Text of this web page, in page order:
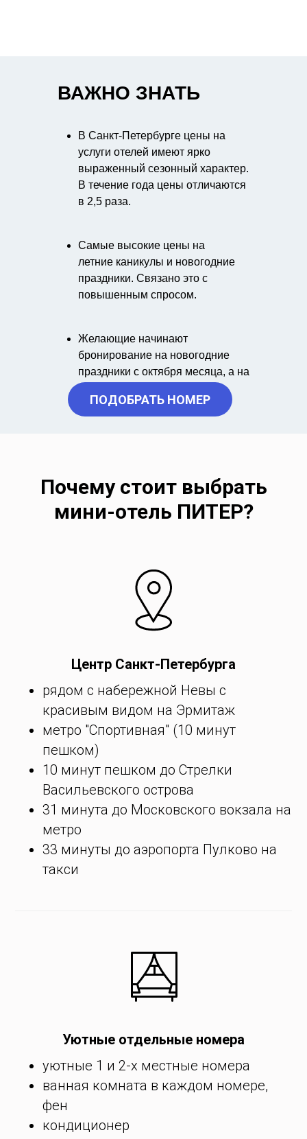
ВАЖНО ЗНАТЬ
В Санкт-Петербурге цены на
услуги отелей имеют ярко
выраженный сезонный характер.
В течение года цены отличаются
в 2,5 раза.
Самые высокие цены на
летние каникулы и новогодние
праздники. Связано это с
повышенным спросом.
Желающие начинают
бронирование на новогодние
праздники с октября месяца, а на
ПОДОБРАТЬ НОМЕР
Почему стоит выбрать
мини-отель ПИТЕР?
Центр Санкт-Петербурга
рядом с набережной Невы с
красивым видом на Эрмитаж
метро "Спортивная" (10 минут
пешком)
10 минут пешком до Стрелки
Васильевского острова
31 минута до Московского вокзала на
метро
33 минуты до аэропорта Пулково на
такси
Уютные отдельные номера
уютные 1 и 2-х местные номера
ванная комната в каждом номере,
фен
кондиционер